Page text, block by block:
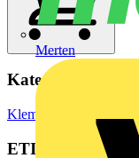
Merten
Kategorien
Klemmen,
ETIM Group